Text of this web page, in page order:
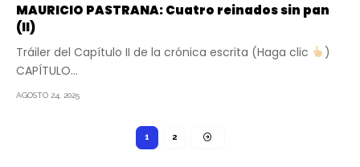
MAURICIO PASTRANA: Cuatro reinados sin pan
(II)
Tráiler del Capítulo II de la crónica escrita (Haga clic
)
CAPÍTULO…
AGOSTO 24, 2025
1 2